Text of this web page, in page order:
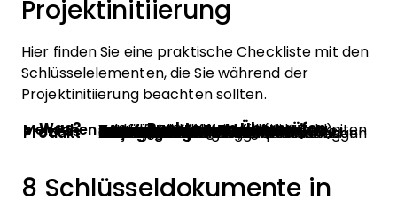
Projektinitiierung
Hier finden Sie eine praktische Checkliste mit den
Schlüsselelementen, die Sie während der
Projektinitiierung beachten sollten.
Was? Punkte zum Überprüfen
MenschenIntern
Teamstruktur festlegen
Arbeitsweise abstimmen
Vorläufige Ressourcen buchen
Internes Kick-off durchführen
Extern
Beteiligte Stakeholder definieren
RACI für Rollen & Verantwortlichkeiten erstellen und abstimmen
Kundenkickoff durchführen
Prozess Projektprozess definieren
Tools abstimmen und einrichten
RAID-Log für Risiken erstellen
Leistungsbeschreibung (SoW) oder Projektinitiierungsdokument (PID) erstellen
Produkt Anforderungen
Vorhandene bekannte Anforderungen sammeln
Projektziele und -vorgaben festlegen
Liefergegenstände überprüfen und festlegen
Lieferübersicht
Oberste Zeitplanung erstellen
Kostenschätzung basierend auf Liefergegenständen, Zeitrahmen & Teamstruktur erstellen
8 Schlüsseldokumente in